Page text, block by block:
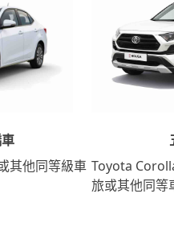
其他同等級車 Toyota
旅或其他同等